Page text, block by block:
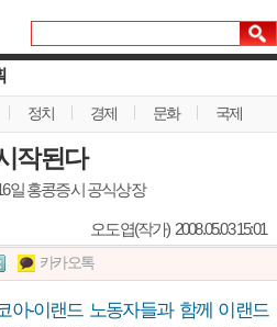
정치 경제 문화 국제
작된다
일 홍콩증시 공식상장
오도엽(작가) 2008.05.03 15:01
카카오톡
아-이랜드 노동자들과 함께 이랜드